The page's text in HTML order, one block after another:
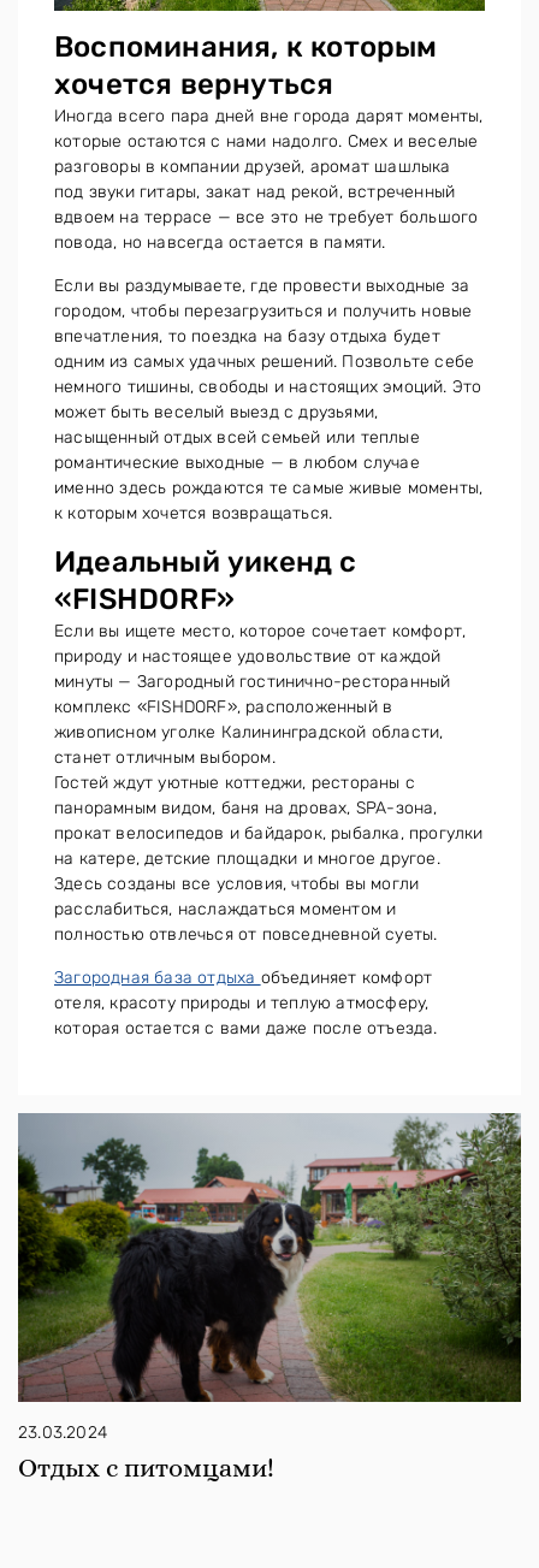
Воспоминания, к которым
хочется вернуться
Иногда всего пара дней вне города дарят моменты,
которые остаются с нами надолго. Смех и веселые
разговоры в компании друзей, аромат шашлыка
под звуки гитары, закат над рекой, встреченный
вдвоем на террасе — все это не требует большого
повода, но навсегда остается в памяти.
Если вы раздумываете, где провести выходные за
городом, чтобы перезагрузиться и получить новые
впечатления, то поездка на базу отдыха будет
одним из самых удачных решений. Позвольте себе
немного тишины, свободы и настоящих эмоций. Это
может быть веселый выезд с друзьями,
насыщенный отдых всей семьей или теплые
романтические выходные — в любом случае
именно здесь рождаются те самые живые моменты,
к которым хочется возвращаться.
Идеальный уикенд с
«FISHDORF»
Если вы ищете место, которое сочетает комфорт,
природу и настоящее удовольствие от каждой
минуты — Загородный гостинично-ресторанный
комплекс «FISHDORF», расположенный в
живописном уголке Калининградской области,
станет отличным выбором.
Гостей ждут уютные коттеджи, рестораны с
панорамным видом, баня на дровах, SPA-зона,
прокат велосипедов и байдарок, рыбалка, прогулки
на катере, детские площадки и многое другое.
Здесь созданы все условия, чтобы вы могли
расслабиться, наслаждаться моментом и
полностью отвлечься от повседневной суеты.
Загородная база отдыха объединяет комфорт
отеля, красоту природы и теплую атмосферу,
которая остается с вами даже после отъезда.
23.03.2024
Отдых с питомцами!